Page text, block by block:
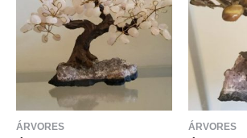
ÁRVORES ÁRVORES